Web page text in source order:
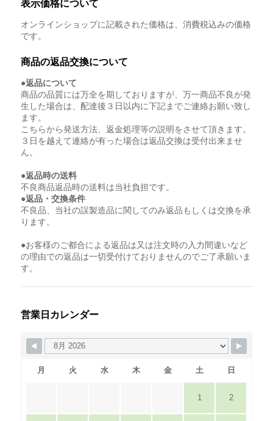
表示価格について
オンラインショップに記載された価格は、消費税込みの価格
です。
商品の返品交換について
●返品について
商品の品質には万全を期しておりますが、万一商品不良が発
生した場合は、配達後３日以内に下記までご連絡お願い致し
ます。
こちらから発送方法、返金処理等の説明をさせて頂きます。
３日を越えて連絡が有った場合は返品交換は受付出来ませ
ん。
●返品時の送料
不良商品返品時の送料は当社負担です。
●返品・交換条件
不良品、当社の誤製造品に関してのみ返品もしくは交換を承
ります。
●お客様のご都合による返品は又は注文時の入力間違いなど
の理由での返品は一切受付けておりませんのでご了承願いま
す。
営業日カレンダー
月 火 水 木 金 土 日
1 2